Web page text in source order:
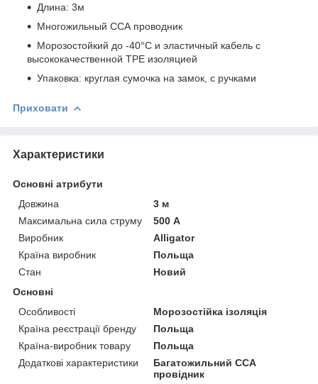
Длина: 3м
Многожильный ССА проводник
Морозостойкий до -40°С и эластичный кабель с
высококачественной ТРЕ изоляцией
Упаковка: круглая сумочка на замок, с ручками
Приховати
Характеристики
Основні атрибути
Довжина
3 м
Максимальна сила струму
500 А
Виробник
Alligator
Країна виробник
Польща
Стан
Новий
Основні
Особливості
Морозостійка ізоляція
Країна реєстрації бренду
Польща
Країна-виробник товару
Польща
Додаткові характеристики
Багатожильний CCA
провідник